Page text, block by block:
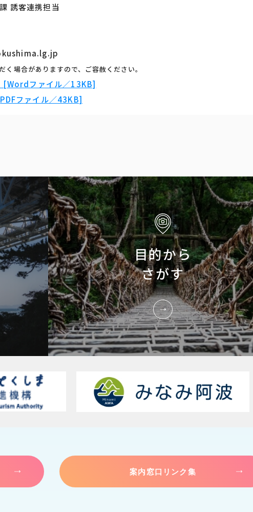
誘客連携担当
場合がありますので、ご容赦ください。
[Wordファイル／13KB]
ファイル／43KB]
目的から
さがす
案内窓口リンク集